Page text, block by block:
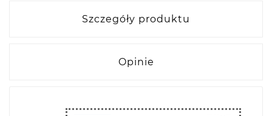
Szczegóły produktu
Opinie